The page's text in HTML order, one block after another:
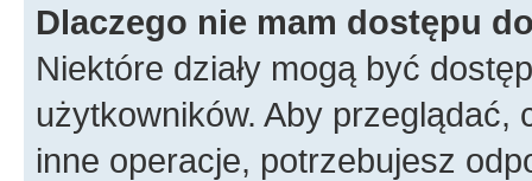
Dlaczego nie mam dostępu
Niektóre działy mogą być
użytkowników. Aby
inne operacje, potrzebujesz